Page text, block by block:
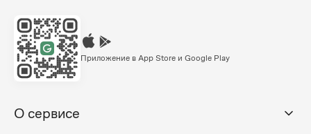
Приложение в App Store и Google Play
О сервисе